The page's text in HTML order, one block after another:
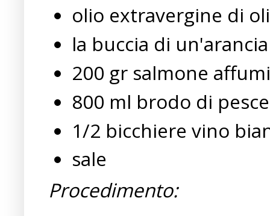
olio extravergine di
la buccia di
200 gr salmone
800 ml brodo di pesce
1/2 bicchiere vino
sale
Procedimento: